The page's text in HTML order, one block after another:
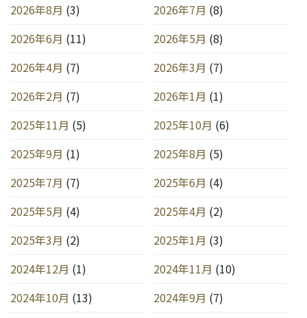
2026年8月 (3) 2026年7月 (8)
2026年6月 (11) 2026年5月 (8)
2026年4月 (7) 2026年3月 (7)
2026年2月 (7) 2026年1月 (1)
2025年11月 (5) 2025年10月 (6)
2025年9月 (1) 2025年8月 (5)
2025年7月 (7) 2025年6月 (4)
2025年5月 (4) 2025年4月 (2)
2025年3月 (2) 2025年1月 (3)
2024年12月 (1) 2024年11月 (10)
2024年10月 (13) 2024年9月 (7)